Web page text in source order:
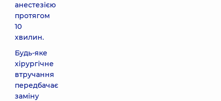
анестезією
протягом
10
хвилин.
Будь-яке
хірургічне
втручання
передбачає
заміну